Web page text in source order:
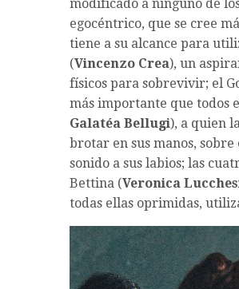
modificado a ninguno de
egocéntrico, que se cree
tiene a su alcance para
(Vincenzo Crea), un
físicos para sobrevivir; el
más importante que todos
Galatéa Bellugi), a quien
brotar en sus manos,
sonido a sus labios; las
Bettina (Veronica
todas ellas oprimidas,